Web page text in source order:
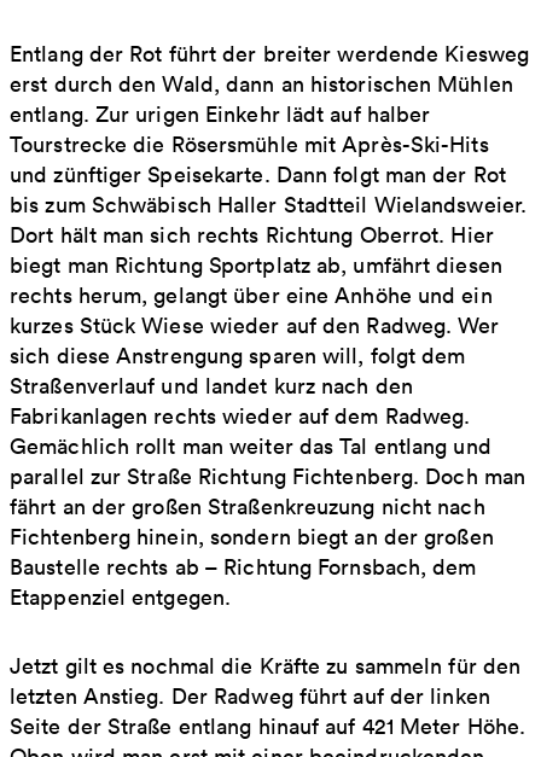
Entlang der Rot führt der breiter werdende Kiesweg
erst durch den Wald, dann an historischen Mühlen
entlang. Zur urigen Einkehr lädt auf halber
Tourstrecke die Rösersmühle mit Après-Ski-Hits
und zünftiger Speisekarte. Dann folgt man der Rot
bis zum Schwäbisch Haller Stadtteil Wielandsweier.
Dort hält man sich rechts Richtung Oberrot. Hier
biegt man Richtung Sportplatz ab, umfährt diesen
rechts herum, gelangt über eine Anhöhe und ein
kurzes Stück Wiese wieder auf den Radweg. Wer
sich diese Anstrengung sparen will, folgt dem
Straßenverlauf und landet kurz nach den
Fabrikanlagen rechts wieder auf dem Radweg.
Gemächlich rollt man weiter das Tal entlang und
parallel zur Straße Richtung Fichtenberg. Doch man
fährt an der großen Straßenkreuzung nicht nach
Fichtenberg hinein, sondern biegt an der großen
Baustelle rechts ab – Richtung Fornsbach, dem
Etappenziel entgegen.
Jetzt gilt es nochmal die Kräfte zu sammeln für den
letzten Anstieg. Der Radweg führt auf der linken
Seite der Straße entlang hinauf auf 421 Meter Höhe.